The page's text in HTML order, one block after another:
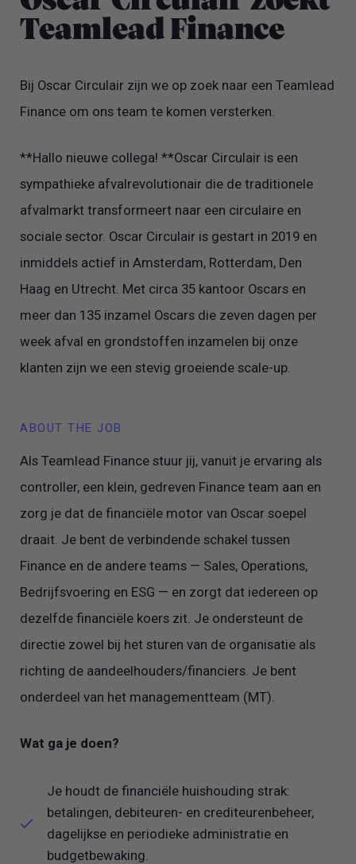
Teamlead Finance
Bij Oscar Circulair zijn we op zoek naar een Teamlead
Finance om ons team te komen versterken.
**Hallo nieuwe collega! **Oscar Circulair is een
sympathieke afvalrevolutionair die de traditionele
afvalmarkt transformeert naar een circulaire en
sociale sector. Oscar Circulair is gestart in 2019 en
inmiddels actief in Amsterdam, Rotterdam, Den
Haag en Utrecht. Met circa 35 kantoor Oscars en
meer dan 135 inzamel Oscars die zeven dagen per
week afval en grondstoffen inzamelen bij onze
klanten zijn we een stevig groeiende scale-up.
ABOUT THE JOB
Als Teamlead Finance stuur jij, vanuit je ervaring als
controller, een klein, gedreven Finance team aan en
zorg je dat de financiële motor van Oscar soepel
draait. Je bent de verbindende schakel tussen
Finance en de andere teams — Sales, Operations,
Bedrijfsvoering en ESG — en zorgt dat iedereen op
dezelfde financiële koers zit. Je ondersteunt de
directie zowel bij het sturen van de organisatie als
richting de aandeelhouders/financiers. Je bent
onderdeel van het managementteam (MT).
Wat ga je doen?
Je houdt de financiële huishouding strak:
betalingen, debiteuren- en crediteurenbeheer,
dagelijkse en periodieke administratie en
budgetbewaking.